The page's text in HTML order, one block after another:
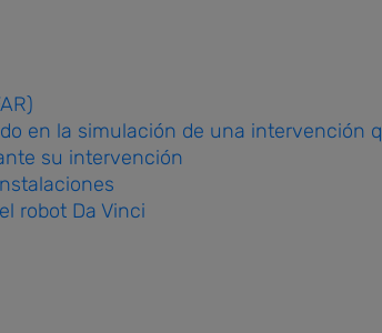
en la simulación de una intervención
su intervención
robot Da Vinci